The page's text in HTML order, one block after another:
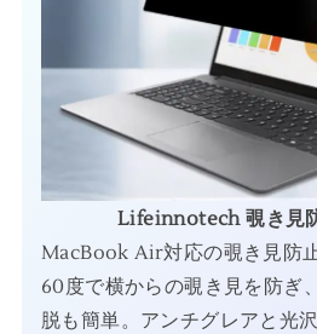
Lifeinnotech 覗き見
MacBook Air対応の覗き見防
60度で横からの覗き見を防ぎ
脱も簡単。アンチグレアと光